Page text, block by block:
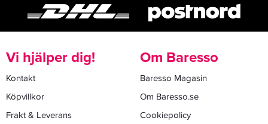
Vi hjälper dig!
Kontakt
Köpvillkor
Frakt & Leverans
Om Baresso
Baresso Magasin
Om Baresso.se
Cookiepolicy